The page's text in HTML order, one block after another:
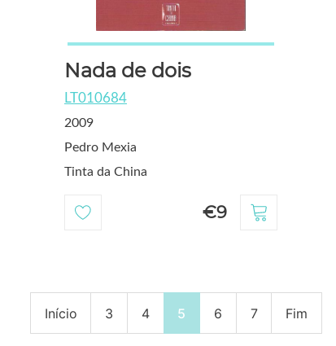
Nada de dois
LT010684
2009
Pedro Mexia
Tinta da China
€9
Início 3 4 5 6 7 Fim